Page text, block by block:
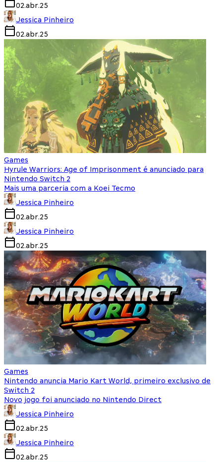
02.abr.25
Jessica Pinheiro
02.abr.25
Games
Hyrule Warriors: Age of Imprisonment é anunciado para
Nintendo Switch 2
Mais uma parceria com a Koei Tecmo
Jessica Pinheiro
02.abr.25
Jessica Pinheiro
02.abr.25
Games
Nintendo anuncia Mario Kart World, primeiro exclusivo de
Switch 2
Novo jogo foi anunciado no Nintendo Direct
Jessica Pinheiro
02.abr.25
Jessica Pinheiro
02.abr.25